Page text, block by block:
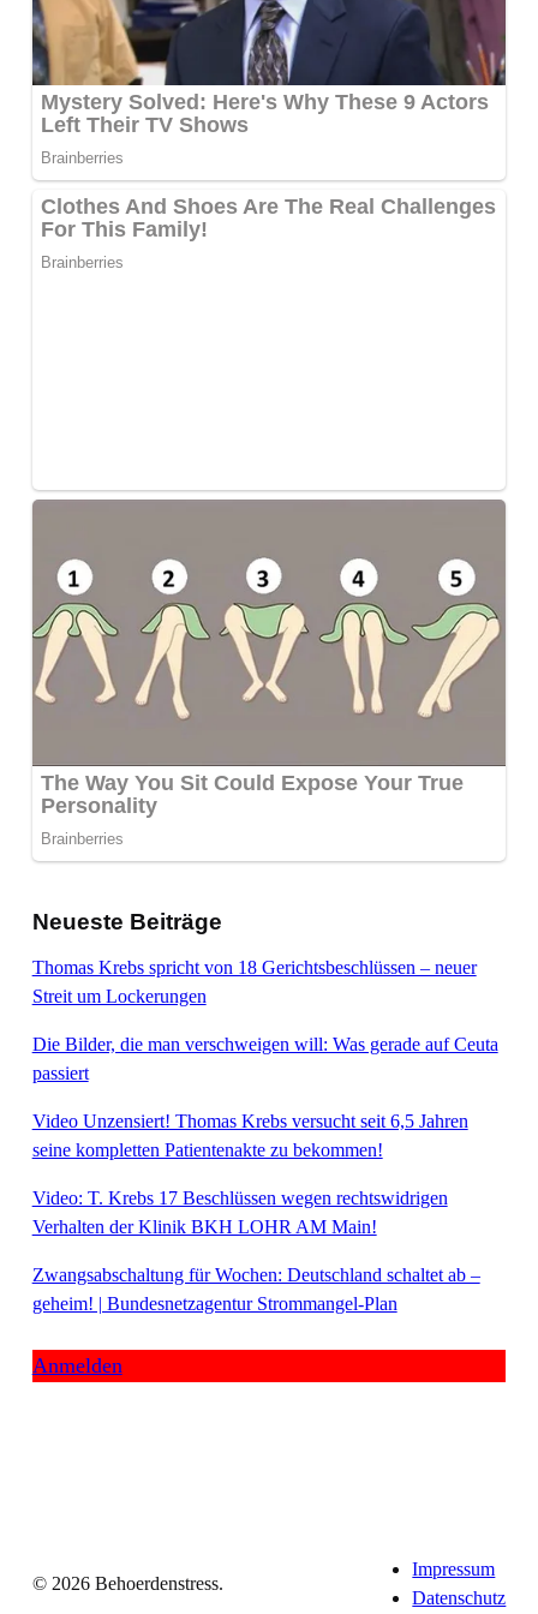
Neueste Beiträge
Thomas Krebs spricht von 18 Gerichtsbeschlüssen – neuer
Streit um Lockerungen
Die Bilder, die man verschweigen will: Was gerade auf Ceuta
passiert
Video Unzensiert! Thomas Krebs versucht seit 6,5 Jahren
seine kompletten Patientenakte zu bekommen!
Video: T. Krebs 17 Beschlüssen wegen rechtswidrigen
Verhalten der Klinik BKH LOHR AM Main!
Zwangsabschaltung für Wochen: Deutschland schaltet ab –
geheim! | Bundesnetzagentur Strommangel-Plan
Anmelden
© 2026 Behoerdenstress.
Impressum
Datenschutz